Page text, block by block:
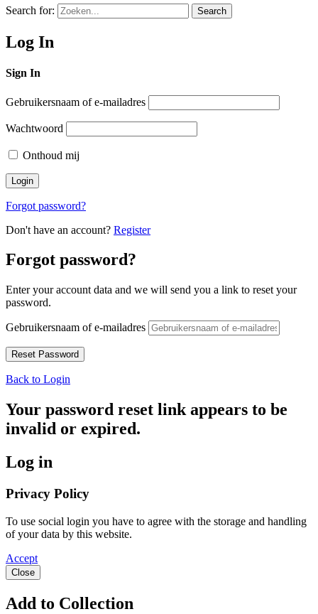
Search for: Search
Log In
Sign In
Gebruikersnaam of e-mailadres
Wachtwoord
Onthoud mij
Forgot password?
Don't have an account? Register
Forgot password?
Enter your account data and we will send you a link to reset your
password.
Gebruikersnaam of e-mailadres
Back to Login
Your password reset link appears to be
invalid or expired.
Log in
Privacy Policy
To use social login you have to agree with the storage and handling
of your data by this website.
Accept
Close
Add to Collection